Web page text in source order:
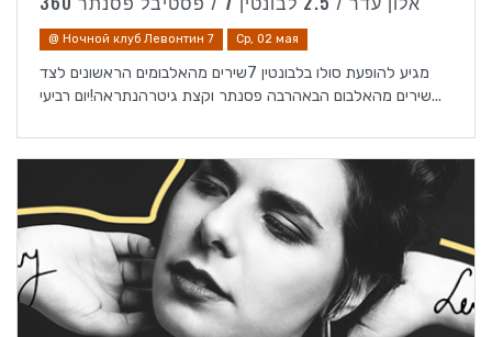
@ Ночной клуб Левонтин 7 Ср, 02 мая
מגיע להופעת סולו בלבונטין 7שירים מהאלבומים הראשונים לצד
שירים מהאלבום הבאהרבה פסנתר וקצת גיטרהנתראה!יום רביעי...